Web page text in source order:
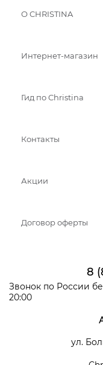
О CHRISTINA
Интернет-магазин
Гид по Christina
Контакты
Акции
Договор оферты
8
Звонок по России
20:00
ул.